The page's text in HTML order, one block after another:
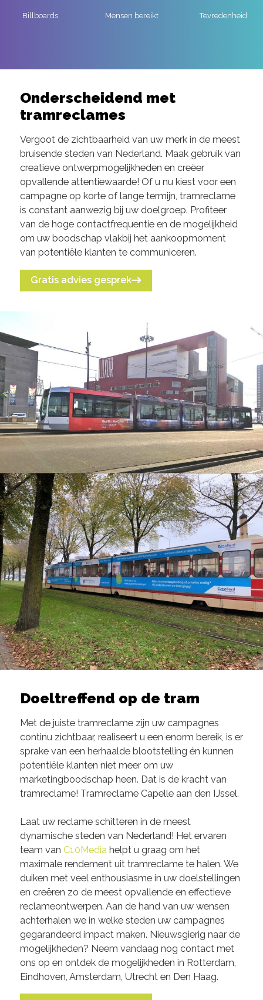
Billboards Mensen bereikt Tevredenheid
Onderscheidend met
tramreclames
Vergoot de zichtbaarheid van uw merk in de meest
bruisende steden van Nederland. Maak gebruik van
creatieve ontwerpmogelijkheden en creëer
opvallende attentiewaarde! Of u nu kiest voor een
campagne op korte of lange termijn, tramreclame
is constant aanwezig bij uw doelgroep. Profiteer
van de hoge contactfrequentie en de mogelijkheid
om uw boodschap vlakbij het aankoopmoment
van potentiële klanten te communiceren.
Gratis advies gesprek
Doeltreffend op de tram
Met de juiste tramreclame zijn uw campagnes
continu zichtbaar, realiseert u een enorm bereik, is er
sprake van een herhaalde blootstelling én kunnen
potentiële klanten niet meer om uw
marketingboodschap heen. Dat is de kracht van
tramreclame! Tramreclame Capelle aan den IJssel.
Laat uw reclame schitteren in de meest
dynamische steden van Nederland! Het ervaren
team van C10Media helpt u graag om het
maximale rendement uit tramreclame te halen. We
duiken met veel enthousiasme in uw doelstellingen
en creëren zo de meest opvallende en effectieve
reclameontwerpen. Aan de hand van uw wensen
achterhalen we in welke steden uw campagnes
gegarandeerd impact maken. Nieuwsgierig naar de
mogelijkheden? Neem vandaag nog contact met
ons op en ontdek de mogelijkheden in Rotterdam,
Eindhoven, Amsterdam, Utrecht en Den Haag.